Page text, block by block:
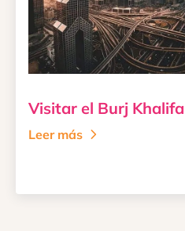
Visitar el Burj Khalifa
Leer más